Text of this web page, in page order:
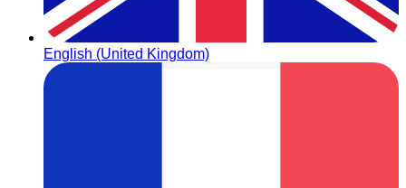
English (United Kingdom)